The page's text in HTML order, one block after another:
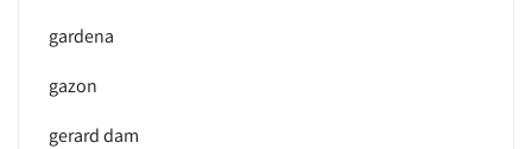
gardena
gazon
gerard dam